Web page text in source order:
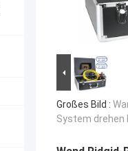
Großes Bild :
System drehen